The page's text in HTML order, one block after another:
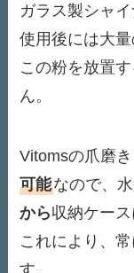
ガラス製シャ
使用後には大量
この粉を放置
ん。
Vitomsの爪磨
可能なので、
から収納ケース
これにより、
す。